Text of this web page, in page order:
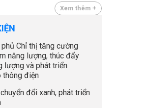
Xem thêm +
Chỉ thị tăng cường
năng lượng, thúc đẩy
lượng và phát triển
thông điện
đổi xanh, phát triển